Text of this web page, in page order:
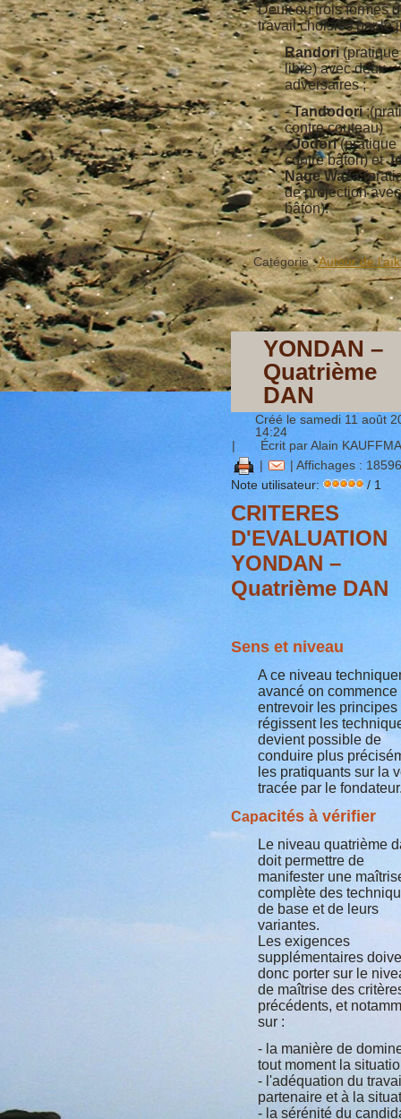
Deux ou trois formes
travail choisies par le
Randori(pratique
libre) avec deux
adversaires ;
-Tandodori
contre couteau)
-Jodori(pratique
contre bâton) et
Nage Waza
de projection avec
bâton).
Catégorie :Autour de
YONDAN –
Quatrième
DAN
Créé le samedi 11 août
14:24
|
Écrit par Alain
|
| Affichages : 18596
Note utilisateur:
/ 1
CRITERES
D'EVALUATION
YONDAN –
Quatrième DAN
Sens et niveau
A ce niveau
avancé on commence
entrevoir les principes
régissent les
devient possible de
conduire plus
les pratiquants sur la
tracée par le
Capacités à vérifier
Le niveau quatrième
doit permettre de
manifester une
complète des
de base et de leurs
variantes.
Les exigences
supplémentaires
donc porter sur le
de maîtrise des
précédents, et
sur :
- la manière de
tout moment la
- l'adéquation du
partenaire et à la
- la sérénité du